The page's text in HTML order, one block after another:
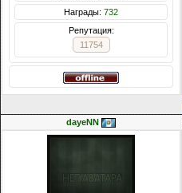
Награды: 732
Репутация:
11754
dayeNN